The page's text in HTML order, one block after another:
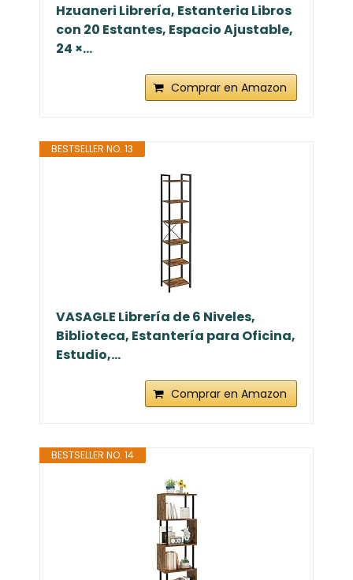
Hzuaneri Librería, Estanteria Libros
con 20 Estantes, Espacio Ajustable,
24 ×...
Comprar en Amazon
BESTSELLER NO. 13
VASAGLE Librería de 6 Niveles,
Biblioteca, Estantería para Oficina,
Estudio,...
Comprar en Amazon
BESTSELLER NO. 14